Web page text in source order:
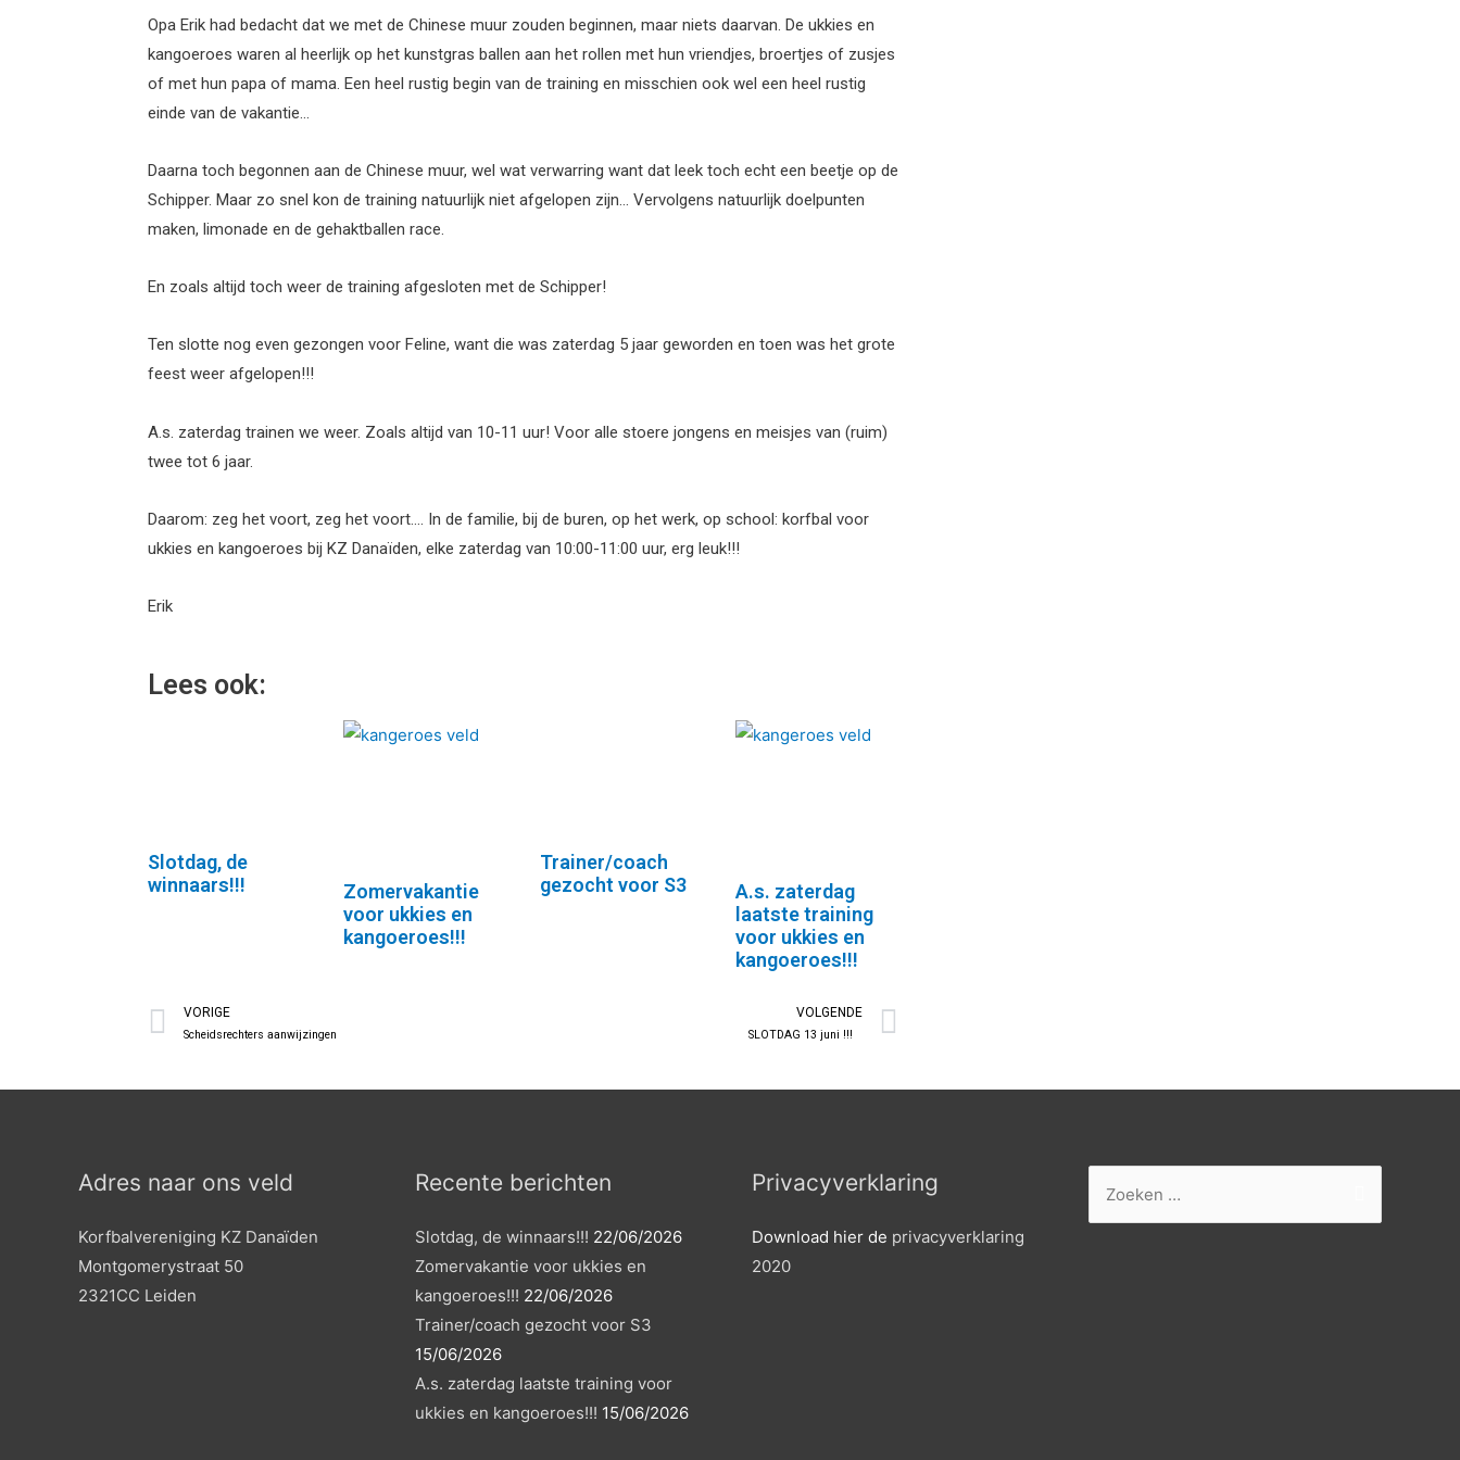
Opa Erik had bedacht dat we met de Chinese muur zouden beginnen, maar niets daarvan. De ukkies en
kangoeroes waren al heerlijk op het kunstgras ballen aan het rollen met hun vriendjes, broertjes of zusjes
of met hun papa of mama. Een heel rustig begin van de training en misschien ook wel een heel rustig
einde van de vakantie…
Daarna toch begonnen aan de Chinese muur, wel wat verwarring want dat leek toch echt een beetje op de
Schipper. Maar zo snel kon de training natuurlijk niet afgelopen zijn… Vervolgens natuurlijk doelpunten
maken, limonade en de gehaktballen race.
En zoals altijd toch weer de training afgesloten met de Schipper!
Ten slotte nog even gezongen voor Feline, want die was zaterdag 5 jaar geworden en toen was het grote
feest weer afgelopen!!!
A.s. zaterdag trainen we weer. Zoals altijd van 10-11 uur! Voor alle stoere jongens en meisjes van (ruim)
twee tot 6 jaar.
Daarom: zeg het voort, zeg het voort…. In de familie, bij de buren, op het werk, op school: korfbal voor
ukkies en kangoeroes bij KZ Danaïden, elke zaterdag van 10:00-11:00 uur, erg leuk!!!
Erik
Lees ook:
Slotdag, de
winnaars!!!
Zomervakantie
voor ukkies en
kangoeroes!!!
Trainer/coach
gezocht voor S3
A.s. zaterdag
laatste training
voor ukkies en
kangoeroes!!!
Vorige
VORIGE
Scheidsrechters aanwijzingen
VOLGENDE
SLOTDAG 13 juni !!!
Adres naar ons veld
Korfbalvereniging KZ Danaïden
Montgomerystraat 50
2321CC Leiden
Recente berichten
Slotdag, de winnaars!!! 22/06/2026
Zomervakantie voor ukkies en
kangoeroes!!! 22/06/2026
Trainer/coach gezocht voor S3
15/06/2026
A.s. zaterdag laatste training voor
ukkies en kangoeroes!!! 15/06/2026
Privacyverklaring
Download hier de privacyverklaring
2020
Zoek
naar: